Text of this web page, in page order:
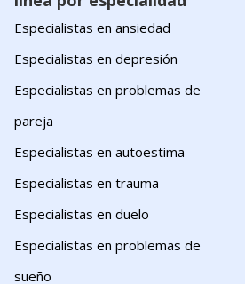
Especialistas en ansiedad
Especialistas en depresión
Especialistas en problemas de
pareja
Especialistas en autoestima
Especialistas en trauma
Especialistas en duelo
Especialistas en problemas de
sueño